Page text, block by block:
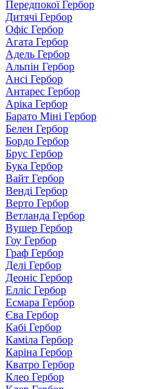
Передпокої Гербор
Дитячі Гербор
Офіс Гербор
Агата Гербор
Адель Гербор
Альпін Гербор
Ансі Гербор
Антарес Гербор
Аріка Гербор
Барато Міні Гербор
Белен Гербор
Бордо Гербор
Брус Гербор
Бука Гербор
Вайт Гербор
Венді Гербор
Верто Гербор
Ветланда Гербор
Вушер Гербор
Гоу Гербор
Граф Гербор
Делі Гербор
Деоніс Гербор
Елліс Гербор
Есмара Гербор
Єва Гербор
Кабі Гербор
Каміла Гербор
Каріна Гербор
Кватро Гербор
Клео Гербор